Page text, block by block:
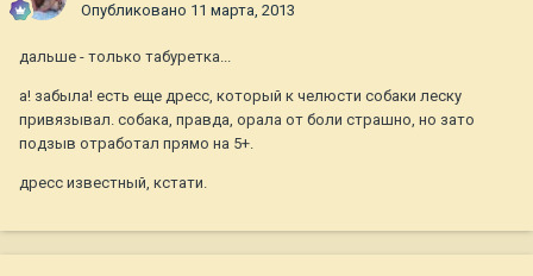
Опубликовано 11 марта, 2013
дальше - только табуретка...
а! забыла! есть еще дресс, который к челюсти собаки леску
привязывал. собака, правда, орала от боли страшно, но зато
подзыв отработал прямо на 5+.
дресс известный, кстати.